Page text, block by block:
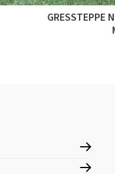
GRESSTEPPE